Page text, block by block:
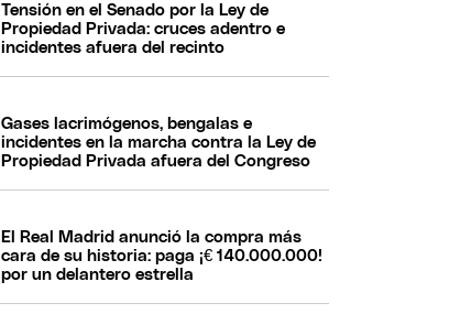
Tensión en el Senado por la Ley de
Propiedad Privada: cruces adentro e
incidentes afuera del recinto
Gases lacrimógenos, bengalas e
incidentes en la marcha contra la Ley de
Propiedad Privada afuera del Congreso
El Real Madrid anunció la compra más
cara de su historia: paga ¡€ 140.000.000!
por un delantero estrella